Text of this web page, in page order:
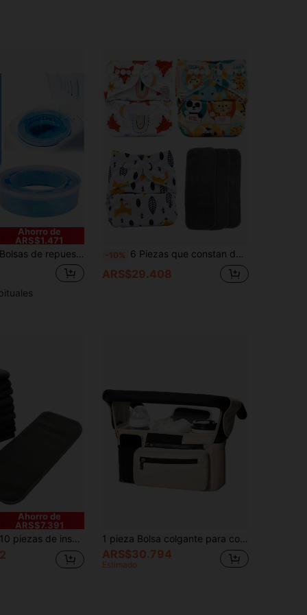
Ahorro de
ARS$1.471
Bolsas de repuesto para cubos de pañales, bolsas de eliminación de pañales a prueba de olores y reforzadas, se ajusta a cubos de pañales Genie/Angelcare (color aleatorio, con fragancia) -10% 6 Piezas que constan de 3 pañales talla grande 3 insertos - regalos y decoraciones para baby shower familiar
ARS$29.408
Ahorro de
ARS$7.391
10 piezas de insertos de pañal de carbón de bambú para bebé, regalos de decoración familiar para baby shower 1 pieza Bolsa colgante para cochecito, bolsa de almacenamiento de pañales y biberones, bolso multifuncional de hombro para mamá
ARS$30.794
Estimado